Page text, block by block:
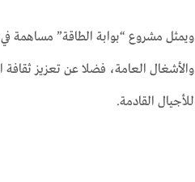
ويمثل مشروع “بوابة الطاقة” مساهمة
والأشغال العامة، فضلا عن تعزيز ثقافة
للأجيال القادمة.